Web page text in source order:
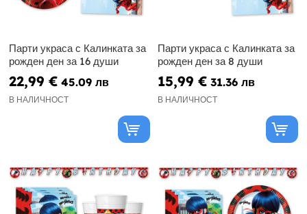
Парти украса с Калинката за
рожден ден за 16 души
22,99 € 45.09 лв
В НАЛИЧНОСТ
Парти украса с Калинката за
рожден ден за 8 души
15,99 € 31.36 лв
В НАЛИЧНОСТ